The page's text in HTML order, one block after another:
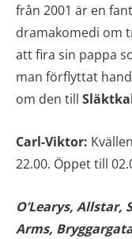
från 2001 är en
dramakomedi om
att fira sin pappa
man förflyttat
om den till
Carl-Viktor:
22.00. Öppet till
O’Learys, Allstar,
Arms,